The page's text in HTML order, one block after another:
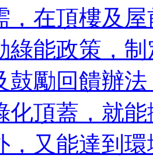
，在頂樓及
綠能政策，
鼓勵回饋辦
化頂蓋，就
，又能達到